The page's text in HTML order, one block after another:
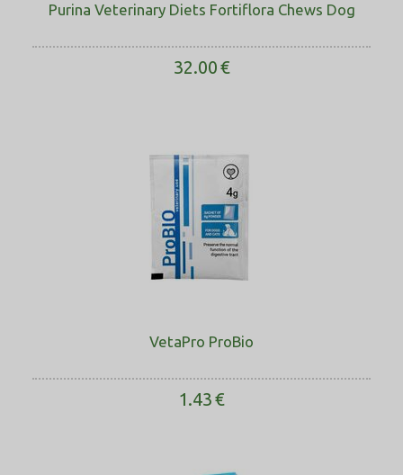
Purina Veterinary Diets Fortiflora Chews Dog
32.00€
VetaPro ProBio
1.43€